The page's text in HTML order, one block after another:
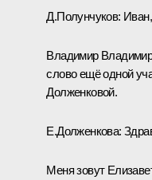
Д.Полунчуков:
Владимир
слово ещё одной
Долженковой.
Е.Долженкова:
Меня зовут